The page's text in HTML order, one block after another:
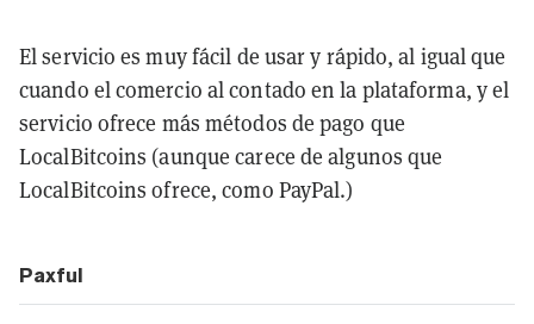
El servicio es muy fácil de usar y rápido, al igual que
cuando el comercio al contado en la plataforma, y el
servicio ofrece más métodos de pago que
LocalBitcoins (aunque carece de algunos que
LocalBitcoins ofrece, como PayPal.)
Paxful